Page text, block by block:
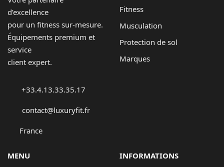
d’excellence
pour un fitness sur-mesure.
Équipements premium et
service
client expert.
+33.4.13.33.35.17
contact@luxuryfit.fr
France
Fitness
Musculation
Protection de sol
Marques
MENU INFORMATIONS